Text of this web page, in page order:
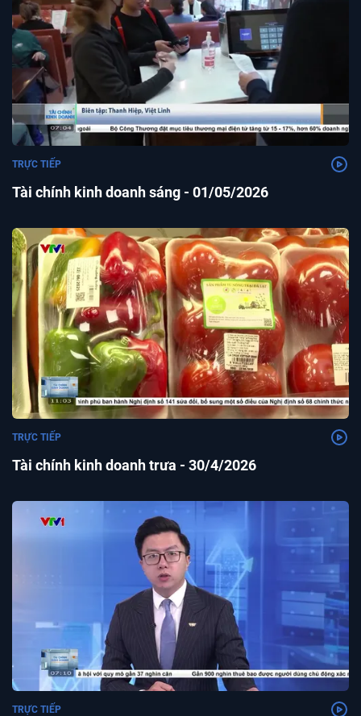
Tài chính kinh doanh sáng - 01/05/2026
TRỰC TIẾP
Tài chính kinh doanh trưa - 30/4/2026
TRỰC TIẾP
TRỰC TIẾP